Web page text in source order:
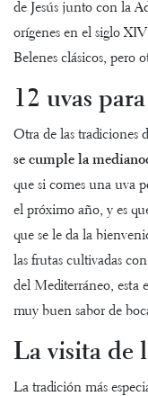
de Jesús junto con la
orígenes en el siglo
Belenes clásicos, pero
12 uvas
Otra de las tradiciones
se cumple la
que si comes una uva
el próximo año, y es
que se le da la
las frutas cultivadas
del Mediterráneo, esta
muy buen sabor de
La visita de
La tradición más